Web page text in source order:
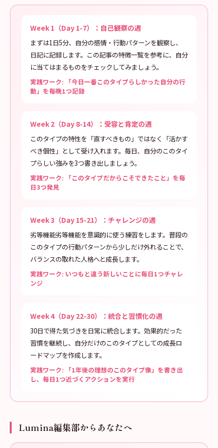
Week 1（Day 1-7）：自己観察の週
まずは1日5分、自分の感情・行動パターンを観察し、
日記に記録します。この記事の特徴一覧を参考に、自分
に当てはまるものをチェックしてみましょう。
実践ワーク: 「今日一番このタイプらしかった自分の行
動」を毎晩1つ記録
Week 2（Day 8-14）：受容と肯定の週
このタイプの特性を「直すべきもの」ではなく「活かす
べき個性」として受け入れます。毎日、自分のこのタイ
プらしい強みを3つ書き出しましょう。
実践ワーク: 「このタイプだからこそできたこと」を毎
日3つ発見
Week 3（Day 15-21）：チャレンジの週
劣等機能劣等機能を意識的に使う練習をします。普段の
このタイプの行動パターンから少しだけ外れることで、
バランスの取れた人格へと成長します。
実践ワーク: いつもと違う新しいことに毎日1つチャレ
ンジ
Week 4（Day 22-30）：統合と習慣化の週
30日で得た気づきを日常に統合します。効果的だった
習慣を継続し、自分だけのこのタイプとしての成長ロ
ードマップを作成します。
実践ワーク: 「1年後の理想のこのタイプ像」を書き出
し、毎日1つ近づくアクションを実行
Lumina編集部からあなたへ